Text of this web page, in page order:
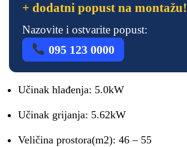
+ dodatni popust na montažu!
Nazovite i ostvarite popust:
095 123 0000
Učinak hlađenja: 5.0kW
Učinak grijanja: 5.62kW
Veličina prostora(m2): 46 – 55